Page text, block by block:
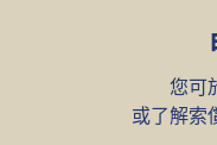
您可
或了解索